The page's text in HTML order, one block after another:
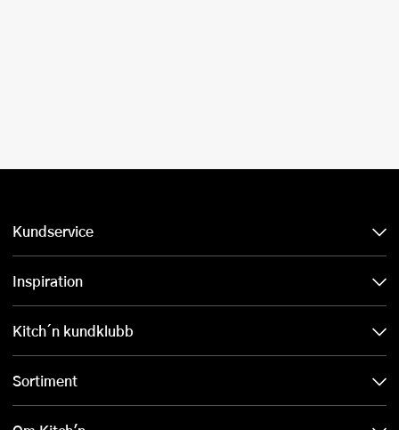
Kundservice
Inspiration
Kitch´n kundklubb
Sortiment